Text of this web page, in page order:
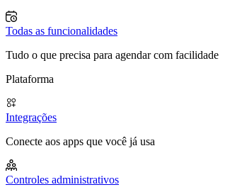
Todas as funcionalidades
Tudo o que precisa para agendar com facilidade
Plataforma
Integrações
Conecte aos apps que você já usa
Controles administrativos